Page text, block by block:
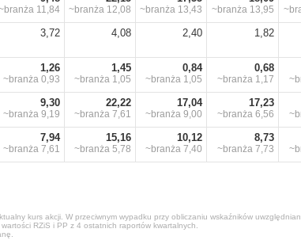
11,84 ~branża 12,08 ~branża 13,43 ~branża 13,95
3,72 4,08 2,40 1,82
1,26
~branża 0,93
1,45
~branża 1,05
0,84
~branża 1,05
0,68
~branża 1,17
9,30
~branża 9,19
22,22
~branża 7,61
17,04
~branża 9,00
17,23
~branża 6,56
7,94
~branża 7,61
15,16
~branża 5,78
10,12
~branża 7,40
8,73
~branża 7,73
kurs akcji. W przeciwnym wypadku przy obliczaniu wskaźników
RZiS i PP z 4 ostatnich raportów kwartalnych.